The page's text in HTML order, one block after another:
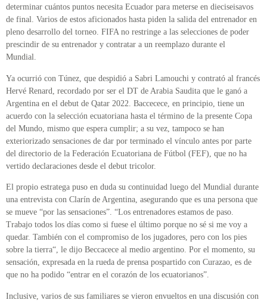
determinar cuántos puntos necesita Ecuador para meterse en dieciseisavos
de final. Varios de estos aficionados hasta piden la salida del entrenador en
pleno desarrollo del torneo. FIFA no restringe a las selecciones de poder
prescindir de su entrenador y contratar a un reemplazo durante el
Mundial.
Ya ocurrió con Túnez, que despidió a Sabri Lamouchi y contrató al francés
Hervé Renard, recordado por ser el DT de Arabia Saudita que le ganó a
Argentina en el debut de Qatar 2022. Baccecece, en principio, tiene un
acuerdo con la selección ecuatoriana hasta el término de la presente Copa
del Mundo, mismo que espera cumplir; a su vez, tampoco se han
exteriorizado sensaciones de dar por terminado el vínculo antes por parte
del directorio de la Federación Ecuatoriana de Fútbol (FEF), que no ha
vertido declaraciones desde el debut tricolor.
El propio estratega puso en duda su continuidad luego del Mundial durante
una entrevista con Clarín de Argentina, asegurando que es una persona que
se mueve “por las sensaciones”. “Los entrenadores estamos de paso.
Trabajo todos los días como si fuese el último porque no sé si me voy a
quedar. También con el compromiso de los jugadores, pero con los pies
sobre la tierra“, le dijo Beccacece al medio argentino. Por el momento, su
sensación, expresada en la rueda de prensa pospartido con Curazao, es de
que no ha podido “entrar en el corazón de los ecuatorianos”.
Inclusive, varios de sus familiares se vieron envueltos en una discusión con